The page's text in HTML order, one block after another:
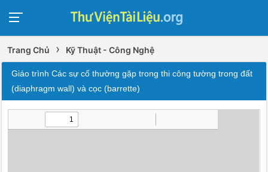
Trang Chủ › Kỹ Thuật - Công Nghệ
Giáo trình Các sự cố thường gặp trong thi công tường trong đất
(diaphragm wall) và cọc (barrette)